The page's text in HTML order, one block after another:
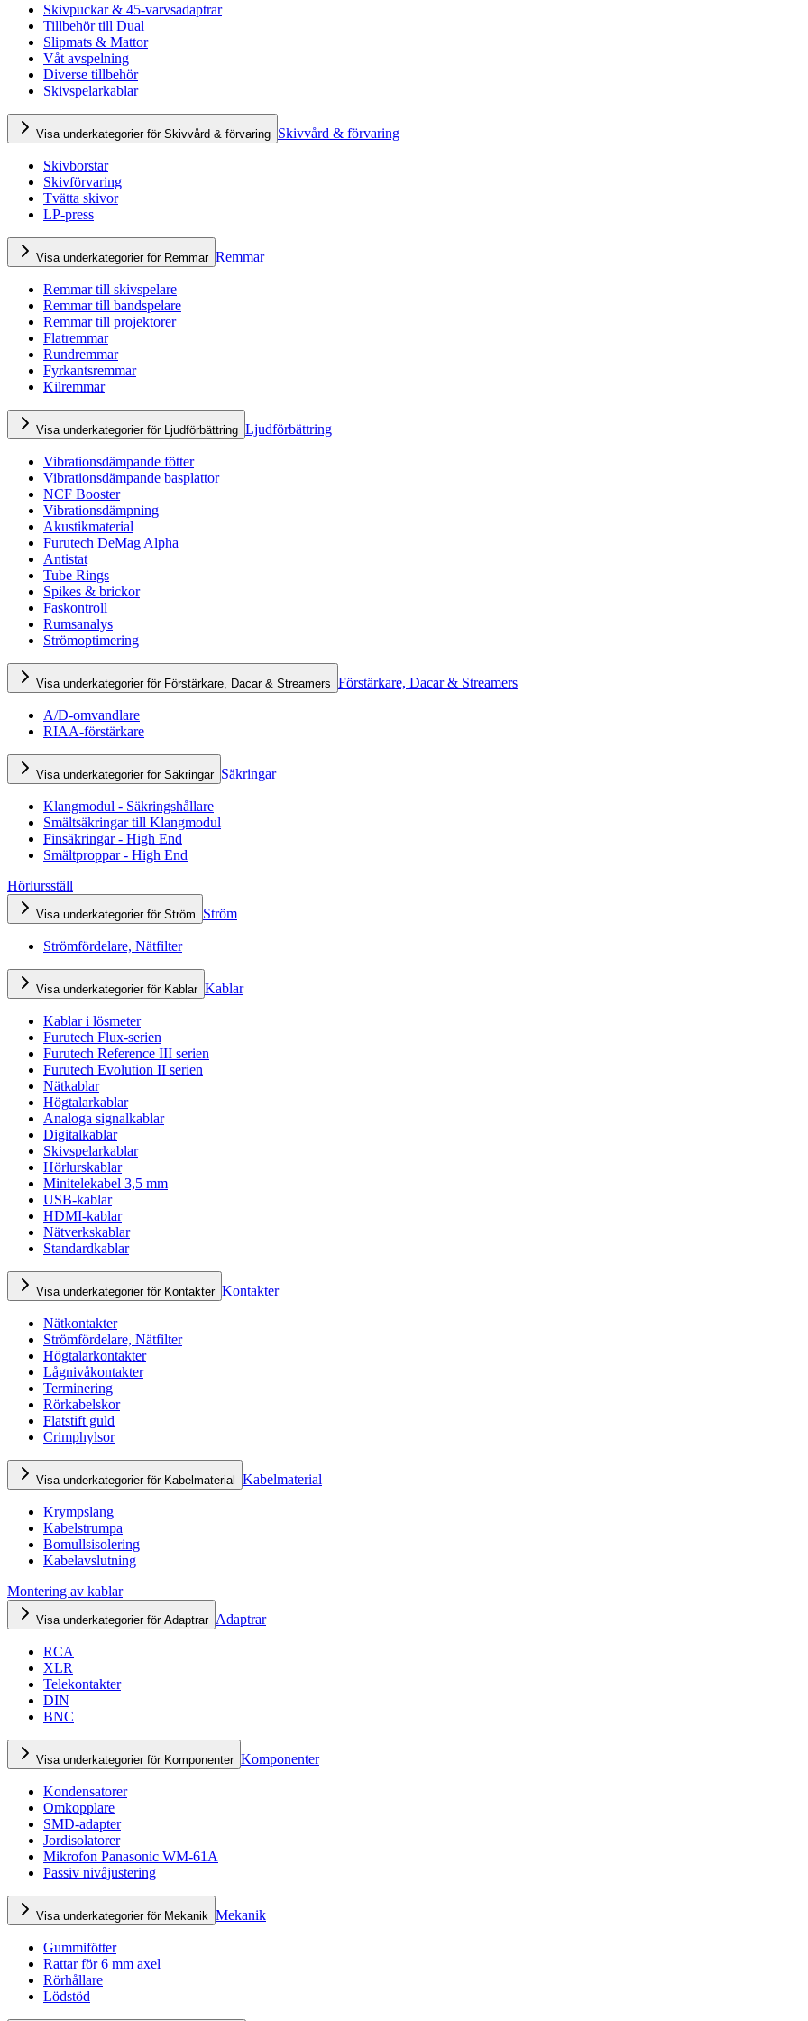
Skivpuckar & 45-varvsadaptrar
Tillbehör till Dual
Slipmats & Mattor
Våt avspelning
Diverse tillbehör
Skivspelarkablar
Visa underkategorier för Skivvård & förvaring Skivvård & förvaring
Skivborstar
Skivförvaring
Tvätta skivor
LP-press
Visa underkategorier för Remmar Remmar
Remmar till skivspelare
Remmar till bandspelare
Remmar till projektorer
Flatremmar
Rundremmar
Fyrkantsremmar
Kilremmar
Visa underkategorier för Ljudförbättring Ljudförbättring
Vibrationsdämpande fötter
Vibrationsdämpande basplattor
NCF Booster
Vibrationsdämpning
Akustikmaterial
Furutech DeMag Alpha
Antistat
Tube Rings
Spikes & brickor
Faskontroll
Rumsanalys
Strömoptimering
Visa underkategorier för Förstärkare, Dacar & Streamers Förstärkare, Dacar & Streamers
A/D-omvandlare
RIAA-förstärkare
Visa underkategorier för Säkringar Säkringar
Klangmodul - Säkringshållare
Smältsäkringar till Klangmodul
Finsäkringar - High End
Smältproppar - High End
Hörlursställ
Visa underkategorier för Ström Ström
Strömfördelare, Nätfilter
Visa underkategorier för Kablar Kablar
Kablar i lösmeter
Furutech Flux-serien
Furutech Reference III serien
Furutech Evolution II serien
Nätkablar
Högtalarkablar
Analoga signalkablar
Digitalkablar
Skivspelarkablar
Hörlurskablar
Minitelekabel 3,5 mm
USB-kablar
HDMI-kablar
Nätverkskablar
Standardkablar
Visa underkategorier för Kontakter Kontakter
Nätkontakter
Strömfördelare, Nätfilter
Högtalarkontakter
Lågnivåkontakter
Terminering
Rörkabelskor
Flatstift guld
Crimphylsor
Visa underkategorier för Kabelmaterial Kabelmaterial
Krympslang
Kabelstrumpa
Bomullsisolering
Kabelavslutning
Montering av kablar
Visa underkategorier för Adaptrar Adaptrar
RCA
XLR
Telekontakter
DIN
BNC
Visa underkategorier för Komponenter Komponenter
Kondensatorer
Omkopplare
SMD-adapter
Jordisolatorer
Mikrofon Panasonic WM-61A
Passiv nivåjustering
Visa underkategorier för Mekanik Mekanik
Gummifötter
Rattar för 6 mm axel
Rörhållare
Lödstöd